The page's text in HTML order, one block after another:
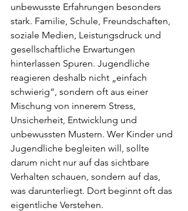
unbewusste Erfahrungen besonders
stark. Familie, Schule, Freundschaften,
soziale Medien, Leistungsdruck und
gesellschaftliche Erwartungen
hinterlassen Spuren. Jugendliche
reagieren deshalb nicht „einfach
schwierig“, sondern oft aus einer
Mischung von innerem Stress,
Unsicherheit, Entwicklung und
unbewussten Mustern. Wer Kinder und
Jugendliche begleiten will, sollte
darum nicht nur auf das sichtbare
Verhalten schauen, sondern auf das,
was darunterliegt. Dort beginnt oft das
eigentliche Verstehen.